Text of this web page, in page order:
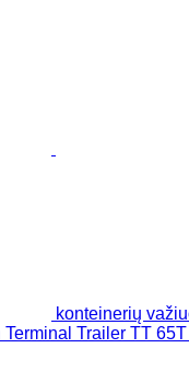
konteinerių
Terminal Trailer TT